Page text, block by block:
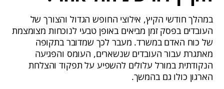
במהלך חודשי הקיץ, אילוצי החופש הגדול והצורך של
העובדים בפסק זמן מביאים באופן טבעי לנוכחות מצומצמת
של כוח האדם במשרד. מעבר לכך שמדובר בתקופה
מאתגרת עבור העובדים שנשארים, העומס והפגיעה
הנקודתית במורל עלולים להשפיע על תפקוד והצלחת
הארגון כולו גם בהמשך.